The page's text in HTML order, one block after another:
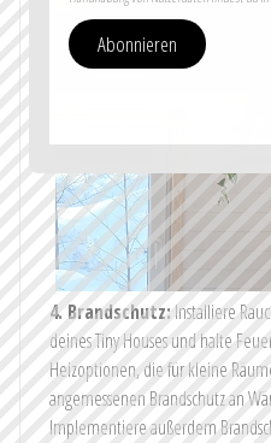
4. Brandschutz:Installiere
deines Tiny Houses und halte
Heizoptionen, die für kleine
angemessenen Brandschutz an
Implementiere außerdem
Abonnieren